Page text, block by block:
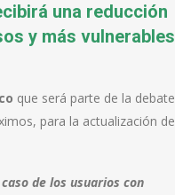
una reducción
y más vulnerables
que será parte de la debate
para la actualización de
de los usuarios con